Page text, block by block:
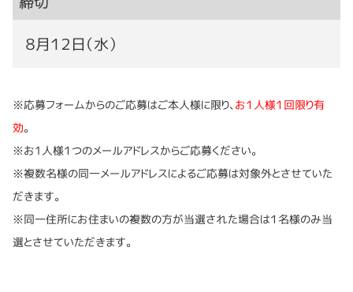
８月１２日（水）
※応募フォームからのご応募はご本人様に限り、 お１人様１回限り有
効。
※お1人様１つのメールアドレスからご応募ください。
※複数名様の同一メールアドレスによるご応募は対象外とさせていた
だきます。
※同一住所にお住まいの複数の方が当選された場合は１名様のみ当
選とさせていただきます。